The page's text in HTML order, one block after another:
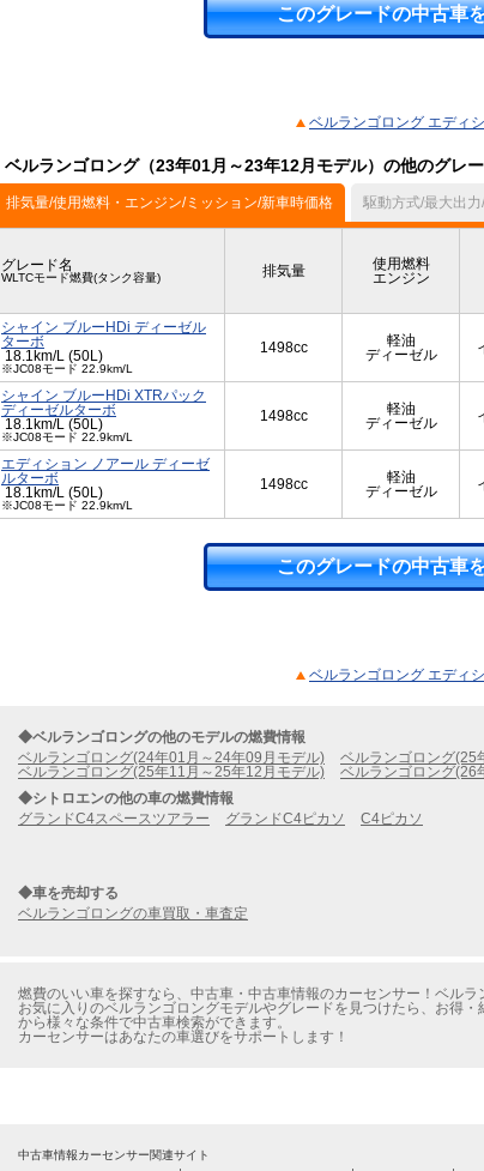
このグレードの中古車
ベルランゴロング エディ
ベルランゴロング（23年01月～23年12月モデル）の他のグレ
排気量/使用燃料・エンジン/ミッション/新車時価格 駆動方式/最大出
グレード名
WLTCモード燃費(タンク容量) 排気量
使用燃料
エンジン
シャイン ブルーHDi ディーゼル
ターボ
18.1km/L (50L)
※JC08モード 22.9km/L
1498cc
軽油
ディーゼル
シャイン ブルーHDi XTRパック
ディーゼルターボ
18.1km/L (50L)
※JC08モード 22.9km/L
1498cc
軽油
ディーゼル
エディション ノアール ディーゼ
ルターボ
18.1km/L (50L)
※JC08モード 22.9km/L
1498cc
軽油
ディーゼル
このグレードの中古車
ベルランゴロング エディ
◆ベルランゴロングの他のモデルの燃費情報
ベルランゴロング(24年01月～24年09月モデル)
ベルランゴロング(25
ベルランゴロング(25年11月～25年12月モデル)
ベルランゴロング(26
◆シトロエンの他の車の燃費情報
グランドC4スペースツアラー
グランドC4ピカソ C4ピカソ
◆車を売却する
ベルランゴロングの車買取・車査定
燃費のいい車を探すなら、中古車・中古車情報のカーセンサー！ベル
お気に入りのベルランゴロングモデルやグレードを見つけたら、お得
から様々な条件で中古車検索ができます。
カーセンサーはあなたの車選びをサポートします！
中古車情報カーセンサー関連サイト